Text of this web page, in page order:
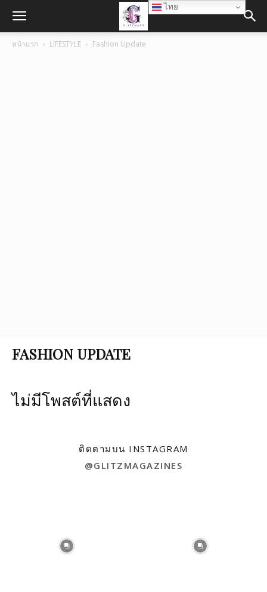
หน้าแรก LIFESTYLE Fashion Update
FASHION UPDATE
ไม่มีโพสต์ที่แสดง
ติดตามบน INSTAGRAM
@GLITZMAGAZINES
ไทย